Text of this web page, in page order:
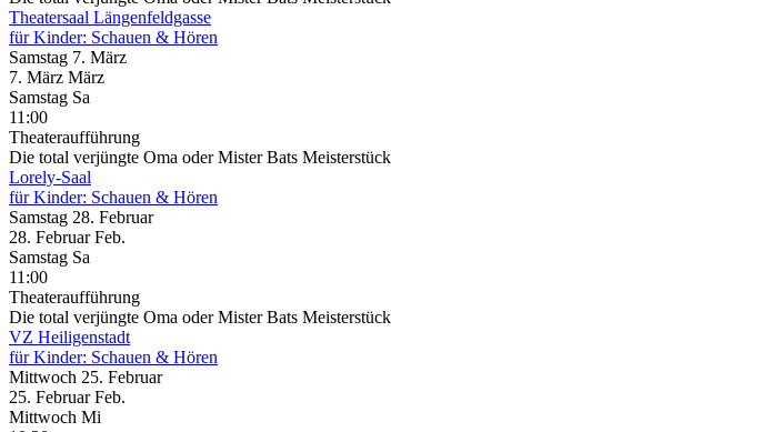
Theatersaal Längenfeldgasse
für Kinder: Schauen & Hören
Samstag 7. März
7. März März
Samstag Sa
11:00
Theateraufführung
Die total verjüngte Oma oder Mister Bats Meisterstück
Lorely-Saal
für Kinder: Schauen & Hören
Samstag 28. Februar
28. Februar Feb.
Samstag Sa
11:00
Theateraufführung
Die total verjüngte Oma oder Mister Bats Meisterstück
VZ Heiligenstadt
für Kinder: Schauen & Hören
Mittwoch 25. Februar
25. Februar Feb.
Mittwoch Mi